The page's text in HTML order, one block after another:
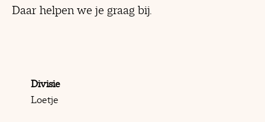
Daar helpen we je graag bij.
Divisie
Loetje